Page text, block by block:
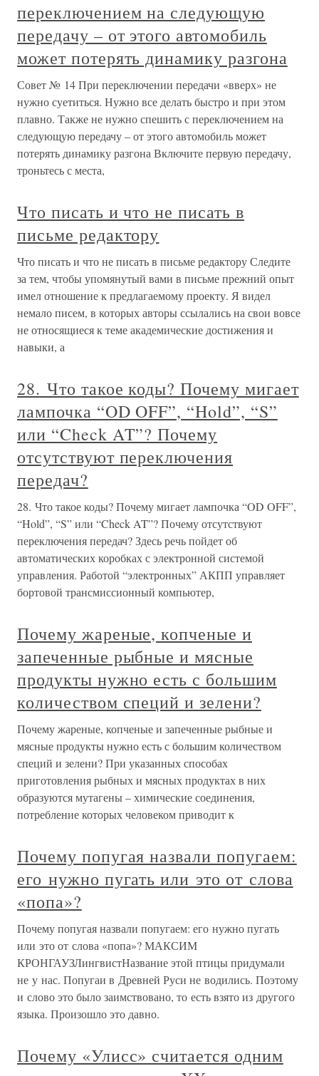
переключением на следующую
передачу – от этого автомобиль
может потерять динамику разгона
Совет № 14 При переключении передачи «вверх» не
нужно суетиться. Нужно все делать быстро и при этом
плавно. Также не нужно спешить с переключением на
следующую передачу – от этого автомобиль может
потерять динамику разгона Включите первую передачу,
троньтесь с места,
Что писать и что не писать в
письме редактору
Что писать и что не писать в письме редактору Следите
за тем, чтобы упомянутый вами в письме прежний опыт
имел отношение к предлагаемому проекту. Я видел
немало писем, в которых авторы ссылались на свои вовсе
не относящиеся к теме академические достижения и
навыки, а
28. Что такое коды? Почему мигает
лампочка “OD OFF”, “Hold”, “S”
или “Check AT”? Почему
отсутствуют переключения
передач?
28. Что такое коды? Почему мигает лампочка “OD OFF”,
“Hold”, “S” или “Check AT”? Почему отсутствуют
переключения передач? Здесь речь пойдет об
автоматических коробках с электронной системой
управления. Работой “электронных” АКПП управляет
бортовой трансмиссионный компьютер,
Почему жареные, копченые и
запеченные рыбные и мясные
продукты нужно есть с большим
количеством специй и зелени?
Почему жареные, копченые и запеченные рыбные и
мясные продукты нужно есть с большим количеством
специй и зелени? При указанных способах
приготовления рыбных и мясных продуктах в них
образуются мутагены – химические соединения,
потребление которых человеком приводит к
Почему попугая назвали попугаем:
его нужно пугать или это от слова
«попа»?
Почему попугая назвали попугаем: его нужно пугать
или это от слова «попа»? МАКСИМ
КРОНГАУЗЛингвистНазвание этой птицы придумали
не у нас. Попугаи в Древней Руси не водились. Поэтому
и слово это было заимствовано, то есть взято из другого
языка. Произошло это давно.
Почему «Улисс» считается одним